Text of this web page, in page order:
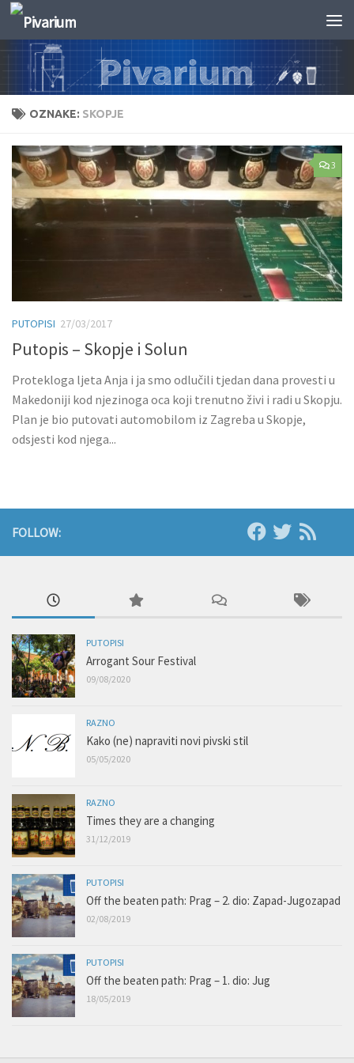
Skip to content
OZNAKE: SKOPJE
3
PUTOPISI 27/03/2017
Putopis – Skopje i Solun
Protekloga ljeta Anja i ja smo odlučili tjedan dana provesti u
Makedoniji kod njezinoga oca koji trenutno živi i radi u Skopju.
Plan je bio putovati automobilom iz Zagreba u Skopje,
odsjesti kod njega...
FOLLOW:
PUTOPISI
Arrogant Sour Festival
09/08/2020
RAZNO
Kako (ne) napraviti novi pivski stil
05/05/2020
RAZNO
Times they are a changing
31/12/2019
PUTOPISI
Off the beaten path: Prag – 2. dio: Zapad-Jugozapad
02/08/2019
PUTOPISI
Off the beaten path: Prag – 1. dio: Jug
18/05/2019